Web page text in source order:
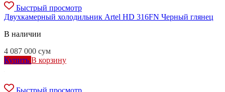
Быстрый просмотр
Двухкамерный холодильник Artel HD 316FN Черный глянец
В наличии
4 087 000 сум
Купить В корзину
Быстрый просмотр